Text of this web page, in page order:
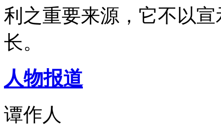
利之重要来源，它不以
长。
人物报道
谭作人